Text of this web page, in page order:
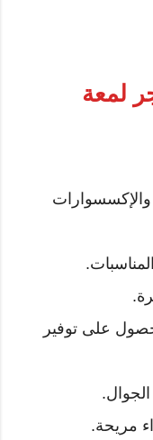
لمعة
على توفير
مريحة.